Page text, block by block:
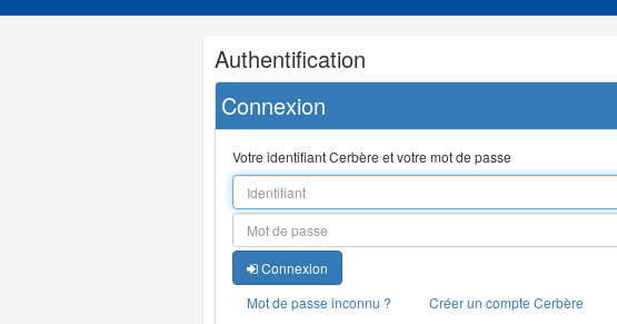
Navigation
et
outils
annexes
Authentification
Connexion
Votre identifiant Cerbère et votre mot de passe
Connexion
Mot de passe inconnu ?
Créer un compte Cerbère